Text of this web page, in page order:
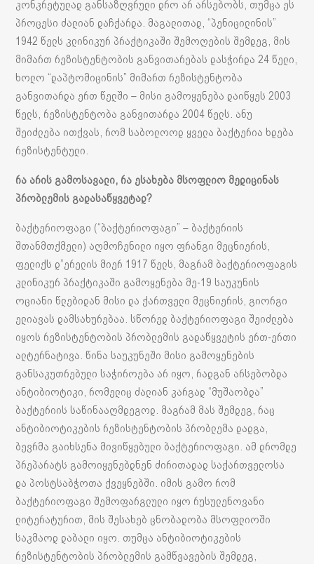
კონკრეტულად განსაზღვრული დრო არ არსებობს, თუმცა ეს
პროცესი ძალიან დაჩქარდა. მაგალითად, “პენიცილინის”
1942 წელს კლინიკურ პრაქტიკაში შემოღების შემდეგ, მის
მიმართ რეზისტენტობის განვითარებას დასჭირდა 24 წელი,
ხოლო “დაპტომიცინის” მიმართ რეზისტენტობა
განვითარდა ერთ წელში – მისი გამოყენება დაიწყეს 2003
წელს, რეზისტენტობა განვითარდა 2004 წელს. ანუ
შეიძლება ითქვას, რომ საბოლოოდ ყველა ბაქტერია ხდება
რეზისტენტული.
რა არის გამოსავალი, რა ესახება მსოფლიო მედიცინას
პრობლემის გადასაწყვეტად?
ბაქტერიოფაგი (“ბაქტერიოფაგი” – ბაქტერიის
შთანმთქმელი) აღმოჩენილი იყო ფრანგი მეცნიერის,
ფელიქს დ”ერელის მიერ 1917 წელს, მაგრამ ბაქტერიოფაგის
კლინიკურ პრაქტიკაში გამოყენება მე-19 საუკუნის
ოციანი წლებიდან მისი და ქართველი მეცნიერის, გიორგი
ელიავას დამსახურებაა. სწორედ ბაქტერიოფაგი შეიძლება
იყოს რეზისტენტობის პრობლემის გადაწყვეტის ერთ-ერთი
ალტერნატივა. წინა საუკუნეში მისი გამოყენების
განსაკუთრებული საჭიროება არ იყო, რადგან არსებობდა
ანტიბიოტიკი, რომელიც ძალიან კარგად “მუშაობდა”
ბაქტერიის საწინააღმდეგოდ. მაგრამ მას შემდეგ, რაც
ანტიბიოტიკების რეზისტენტობის პრობლემა დადგა,
ბევრმა გაიხსენა მივიწყებული ბაქტერიოფაგი. ამ დრომდე
პრეპარატს გამოიყენებდნენ ძირითადად საქართველოსა
და პოსტსაბჭოთა ქვეყნებში. იმის გამო რომ
ბაქტერიოფაგი შემოფარგლული იყო რუსულენოვანი
ლიტერატურით, მის შესახებ ცნობადობა მსოფლიოში
საკმაოდ დაბალი იყო. თუმცა ანტიბიოტიკების
რეზისტენტობის პრობლემის გამწვავების შემდეგ,